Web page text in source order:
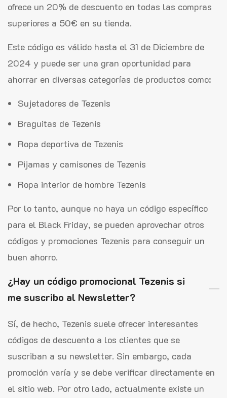
ofrece un 20% de descuento en todas las compras
superiores a 50€ en su tienda.
Este código es válido hasta el 31 de Diciembre de
2024 y puede ser una gran oportunidad para
ahorrar en diversas categorías de productos como:
Sujetadores de Tezenis
Braguitas de Tezenis
Ropa deportiva de Tezenis
Pijamas y camisones de Tezenis
Ropa interior de hombre Tezenis
Por lo tanto, aunque no haya un código específico
para el Black Friday, se pueden aprovechar otros
códigos y promociones Tezenis para conseguir un
buen ahorro.
¿Hay un código promocional Tezenis si
me suscribo al Newsletter?
Sí, de hecho, Tezenis suele ofrecer interesantes
códigos de descuento a los clientes que se
suscriban a su newsletter. Sin embargo, cada
promoción varía y se debe verificar directamente en
el sitio web. Por otro lado, actualmente existe un